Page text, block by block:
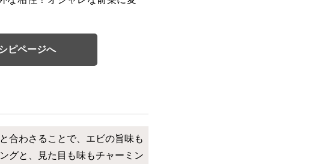
ピページへ
合わさることで、エビの旨味も
グと、見た目も味もチャーミン